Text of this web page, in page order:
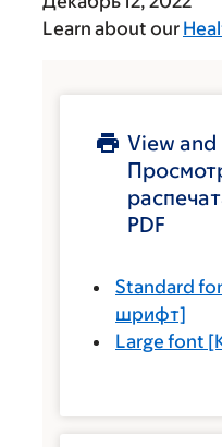
Learn about our
View and
PDF
Standard
шрифт]
Large font